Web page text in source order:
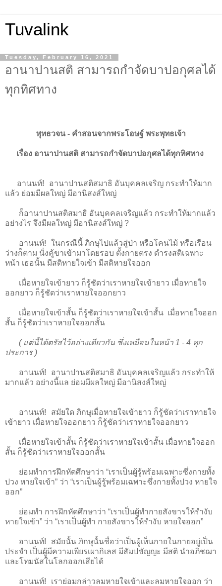
Tuvalink
Tuesday, February 16, 2021
อานาปานสติ สามารถกำจัดบาปอกุศลได้
ทุกทิศทาง
พุทธวจน - คําสอนจากพระโอษฐ์ พระพุทธเจ้า
เรื่อง อานาปานสติ สามารถกำจัดบาปอกุศลได้ทุกทิศทาง
อานนท์! อานาปานสติสมาธิ อันบุคคลเจริญ กระทำให้มาก
แล้ว ย่อมมีผลใหญ่ มีอานิสงส์ใหญ่
ก็อานาปานสติสมาธิ อันบุคคลเจริญแล้ว กระทำให้มากแล้ว
อย่างไร จึงมีผลใหญ่ มีอานิสงส์ใหญ่ ?
อานนท์! ในกรณีนี้ ภิกษุไปแล้วสู่ป่า หรือโคนไม้ หรือเรือน
ว่างก็ตาม นั่งคู้ขาเข้ามาโดยรอบ ตั้งกายตรง ดำรงสติเฉพาะ
หน้า เธอนั้น มีสติหายใจเข้า มีสติหายใจออก
เมื่อหายใจเข้ายาว ก็รู้ชัดว่าเราหายใจเข้ายาว เมื่อหายใจ
ออกยาว ก็รู้ชัดว่าเราหายใจออกยาว
เมื่อหายใจเข้าสั้น ก็รู้ชัดว่าเราหายใจเข้าสั้น เมื่อหายใจออก
สั้น ก็รู้ชัดว่าเราหายใจออกสั้น
( แต่นี้ได้ตรัสไว้อย่างเดียวกัน ซึ่งเหมือนในหน้า 1 - 4 ทุก
ประการ )
อานนท์! อานาปานสติสมาธิ อันบุคคลเจริญแล้ว กระทำให้
มากแล้ว อย่างนี้แล ย่อมมีผลใหญ่ มีอานิสงส์ใหญ่
อานนท์! สมัยใด ภิกษุเมื่อหายใจเข้ายาว ก็รู้ชัดว่าเราหายใจ
เข้ายาว เมื่อหายใจออกยาว ก็รู้ชัดว่าเราหายใจออกยาว
เมื่อหายใจเข้าสั้น ก็รู้ชัดว่าเราหายใจเข้าสั้น เมื่อหายใจออก
สั้น ก็รู้ชัดว่าเราหายใจออกสั้น
ย่อมทำการฝึกหัดศึกษาว่า “เราเป็นผู้รู้พร้อมเฉพาะซึ่งกายทั้ง
ปวง หายใจเข้า” ว่า “เราเป็นผู้รู้พร้อมเฉพาะซึ่งกายทั้งปวง หายใจ
ออก”
ย่อมทำ การฝึกหัดศึกษาว่า “เราเป็นผู้ทำกายสังขารให้รำงับ
หายใจเข้า” ว่า “เราเป็นผู้ทำ กายสังขารให้รำงับ หายใจออก”
อานนท์! สมัยนั้น ภิกษุนั้นชื่อว่าเป็นผู้เห็นกายในกายอยู่เป็น
ประจำ เป็นผู้มีความเพียรเผากิเลส มีสัมปชัญญะ มีสติ นำอภิชฌา
และโทมนัสในโลกออกเสียได้
อานนท์! เราย่อมกล่าวลมหายใจเข้าและลมหายใจออก ว่า